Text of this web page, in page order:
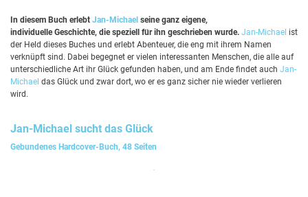
In diesem Buch erlebt Jan-Michael seine ganz eigene,
individuelle Geschichte, die speziell für ihn geschrieben wurde. Jan-Michael ist
der Held dieses Buches und erlebt Abenteuer, die eng mit ihrem Namen
verknüpft sind. Dabei begegnet er vielen interessanten Menschen, die alle auf
unterschiedliche Art ihr Glück gefunden haben, und am Ende findet auch Jan-
Michael das Glück und zwar dort, wo er es ganz sicher nie wieder verlieren
wird.
Jan-Michael sucht das Glück
Gebundenes Hardcover-Buch, 48 Seiten